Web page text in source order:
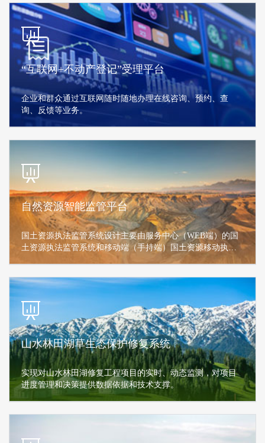
“互联网+不动产登记”受理平台
企业和群众通过互联网随时随地办理在线咨询、预约、查
询、反馈等业务。
自然资源智能监管平台
国土资源执法监管系统设计主要由服务中心（WEB端）的国
土资源执法监管系统和移动端（手持端）国土资源移动执法
山水林田湖草生态保护修复系统
实现对山水林田湖修复工程项目的实时、动态监测，对项目
进度管理和决策提供数据依据和技术支撑。